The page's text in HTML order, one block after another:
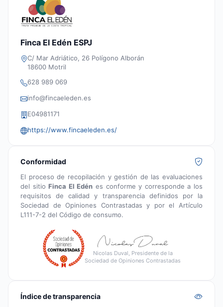
Finca El Edén ESPJ
C/ Mar Adriático, 26 Polígono Alborán
18600 Motril
628 989 069
info@fincaeleden.es
E04981171
https://www.fincaeleden.es/
Conformidad
El proceso de recopilación y gestión de las evaluaciones
del sitioFinca El Edén es conforme y corresponde a los
requisitos de calidad y transparencia definidos por la
Sociedad de Opiniones Contrastadas y por el Artículo
L111-7-2 del Código de consumo.
Nicolas Duval, Presidente de la
Sociedad de Opiniones Contrastadas
Índice de transparencia